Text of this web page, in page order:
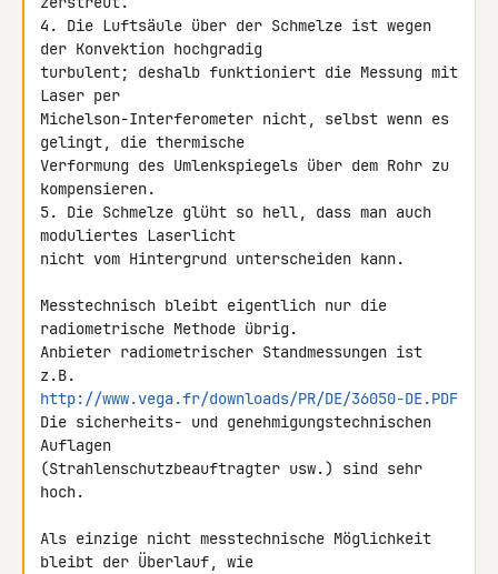
4. Die Luftsäule über der Schmelze ist wegen
der Konvektion hochgradig
turbulent; deshalb funktioniert die Messung mit
Laser per
Michelson-Interferometer nicht, selbst wenn es
gelingt, die thermische
Verformung des Umlenkspiegels über dem Rohr zu
kompensieren.
5. Die Schmelze glüht so hell, dass man auch
moduliertes Laserlicht
nicht vom Hintergrund unterscheiden kann.
Messtechnisch bleibt eigentlich nur die
radiometrische Methode übrig.
Anbieter radiometrischer Standmessungen ist
http://www.vega.fr/downloads/PR/DE/36050-DE.PDF
Die sicherheits- und genehmigungstechnischen
Auflagen
(Strahlenschutzbeauftragter usw.) sind sehr
hoch.
Als einzige nicht messtechnische Möglichkeit
bleibt der Überlauf, wie